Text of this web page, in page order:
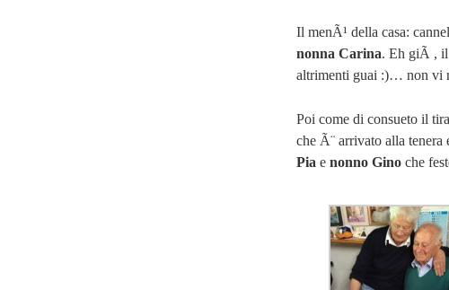
Il menÃ¹ della casa:
nonna Carina. Eh giÃ , il
altrimenti guai :)… non vi
Poi come di consueto il
che Ã¨ arrivato alla
Pia e nonno Gino che